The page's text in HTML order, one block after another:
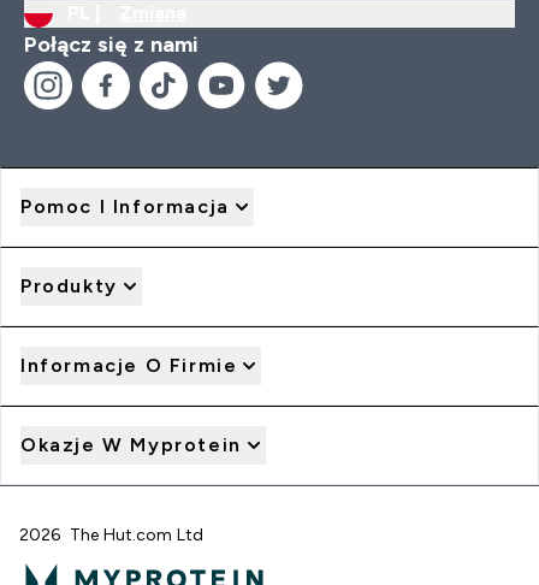
Połącz się z nami
Pomoc I Informacja
Produkty
Informacje O Firmie
Okazje W Myprotein
2026 The Hut.com Ltd